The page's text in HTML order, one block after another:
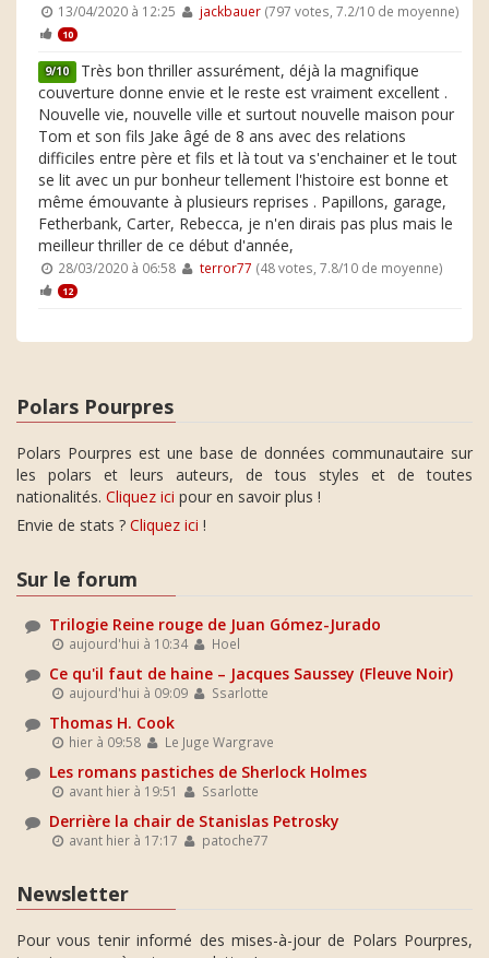
13/04/2020 à 12:25 jackbauer(797 votes, 7.2/10 de moyenne)
10
9/10 Très bon thriller assurément, déjà la magnifique
couverture donne envie et le reste est vraiment excellent .
Nouvelle vie, nouvelle ville et surtout nouvelle maison pour
Tom et son fils Jake âgé de 8 ans avec des relations
difficiles entre père et fils et là tout va s'enchainer et le tout
se lit avec un pur bonheur tellement l'histoire est bonne et
même émouvante à plusieurs reprises . Papillons, garage,
Fetherbank, Carter, Rebecca, je n'en dirais pas plus mais le
meilleur thriller de ce début d'année,
28/03/2020 à 06:58 terror77 (48 votes, 7.8/10 de moyenne)
12
Polars Pourpres
Polars Pourpres est une base de données communautaire sur
les polars et leurs auteurs, de tous styles et de toutes
nationalités. Cliquez ici pour en savoir plus !
Envie de stats ? Cliquez ici !
Sur le forum
Trilogie Reine rouge de Juan Gómez-Jurado
aujourd'hui à 10:34 Hoel
Ce qu'il faut de haine – Jacques Saussey (Fleuve Noir)
aujourd'hui à 09:09 Ssarlotte
Thomas H. Cook
hier à 09:58 Le Juge Wargrave
Les romans pastiches de Sherlock Holmes
avant hier à 19:51 Ssarlotte
Derrière la chair de Stanislas Petrosky
avant hier à 17:17 patoche77
Newsletter
Pour vous tenir informé des mises-à-jour de Polars Pourpres,